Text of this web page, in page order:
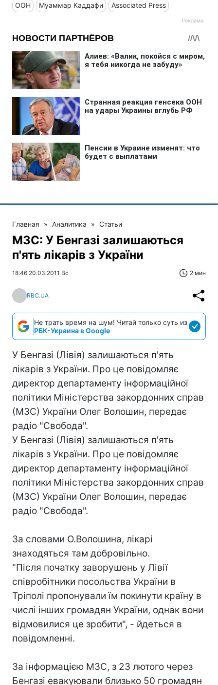
ООН Муаммар Каддафи Associated Press
Главная » Аналитика » Статьи
МЗС: У Бенгазі залишаються
п'ять лікарів з України
18:46 20.03.2011 Вс 2 мин
RBC.UA
Не трать время на шум! Читай только суть из
РБК-Украина в Google
У Бенгазі (Лівія) залишаються п'ять
лікарів з України. Про це повідомляє
директор департаменту інформаційної
політики Міністерства закордонних справ
(МЗС) України Олег Волошин, передає
радіо "Свобода".
У Бенгазі (Лівія) залишаються п'ять
лікарів з України. Про це повідомляє
директор департаменту інформаційної
політики Міністерства закордонних справ
(МЗС) України Олег Волошин, передає
радіо "Свобода".
За словами О.Волошина, лікарі
знаходяться там добровільно.
"Після початку заворушень у Лівії
співробітники посольства України в
Тріполі пропонували їм покинути країну в
числі інших громадян України, однак вони
відмовилися це зробити", - йдеться в
повідомленні.
За інформацією МЗС, з 23 лютого через
Бенгазі евакуювали близько 50 громадян